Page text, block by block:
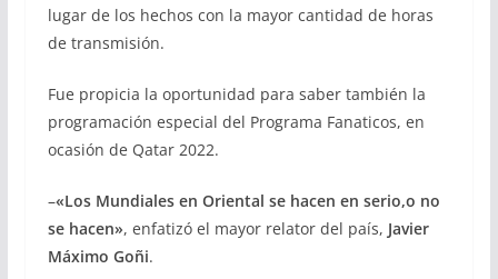
lugar de los hechos con la mayor cantidad de horas
de transmisión.
Fue propicia la oportunidad para saber también la
programación especial del Programa Fanaticos, en
ocasión de Qatar 2022.
–«Los Mundiales en Oriental se hacen en serio,o no
se hacen», enfatizó el mayor relator del país, Javier
Máximo Goñi.